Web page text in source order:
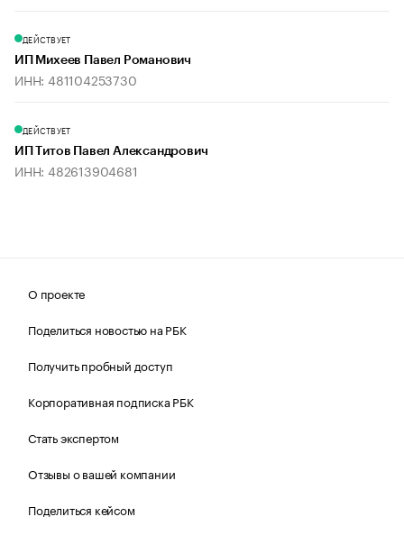
ДЕЙСТВУЕТ
ИП Михеев Павел Романович
ИНН: 481104253730
ДЕЙСТВУЕТ
ИП Титов Павел Александрович
ИНН: 482613904681
О проекте
Поделиться новостью на РБК
Получить пробный доступ
Корпоративная подписка РБК
Стать экспертом
Отзывы о вашей компании
Поделиться кейсом